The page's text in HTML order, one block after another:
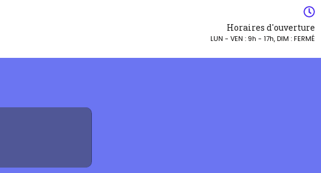
Horaires d'ouverture
LUN - VEN : 9h - 17h, DIM : FERMÉ